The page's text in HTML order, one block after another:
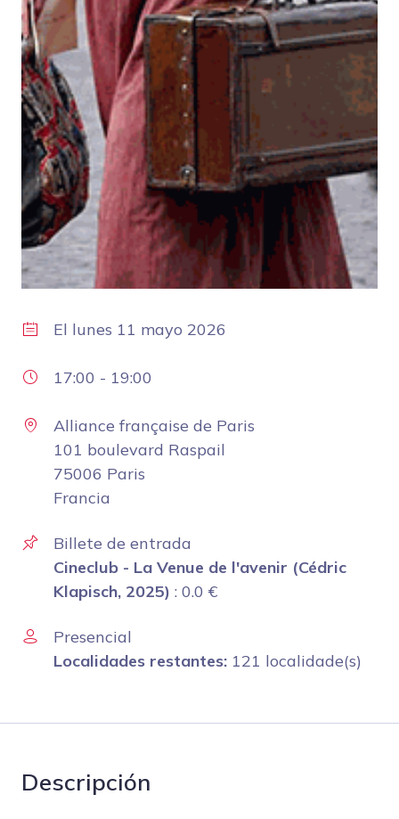
El lunes 11 mayo 2026
17:00 - 19:00
Alliance française de Paris
101 boulevard Raspail
75006 Paris
Francia
Billete de entrada
Cineclub - La Venue de l'avenir (Cédric
Klapisch, 2025) : 0.0 €
Presencial
Localidades restantes: 121 localidade(s)
Descripción